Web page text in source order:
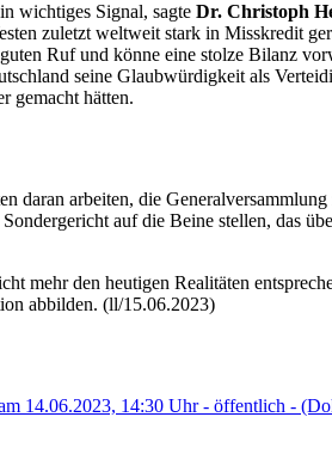
wichtiges Signal, sagte Dr. Christoph
zuletzt weltweit stark in Misskredit
Ruf und könne eine stolze Bilanz
seine Glaubwürdigkeit als
gemacht hätten.
daran arbeiten, die
auf die Beine stellen, das
mehr den heutigen Realitäten
abbilden. (ll/15.06.2023)
14.06.2023, 14:30 Uhr - öffentlich -